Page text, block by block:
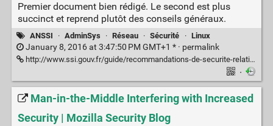
Premier document bien rédigé. Le second est plus
succinct et reprend plutôt des conseils généraux.
ANSSI · AdminSys · Réseau · Sécurité · Linux
January 8, 2016 at 3:47:50 PM GMT+1 * · permalink
http://www.ssi.gouv.fr/guide/recommandations-de-securite-relatives-a-un-systeme-gnulinux/
·
Man-in-the-Middle Interfering with Increased
Security | Mozilla Security Blog